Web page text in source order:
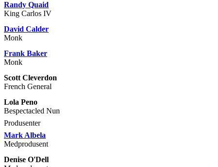
Randy Quaid
King Carlos IV
David Calder
Monk
Frank Baker
Monk
Scott Cleverdon
French General
Lola Peno
Bespectacled Nun
Produsenter
Mark Albela
Medprodusent
Denise O'Dell